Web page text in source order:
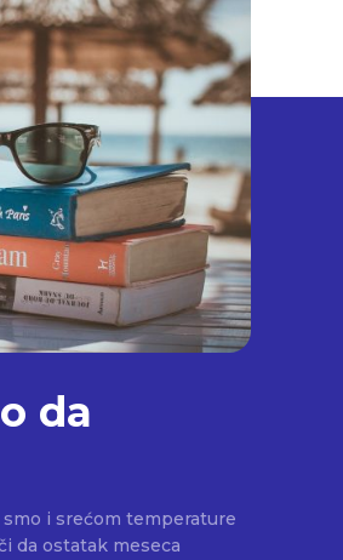
da
i srećom temperature
da ostatak meseca